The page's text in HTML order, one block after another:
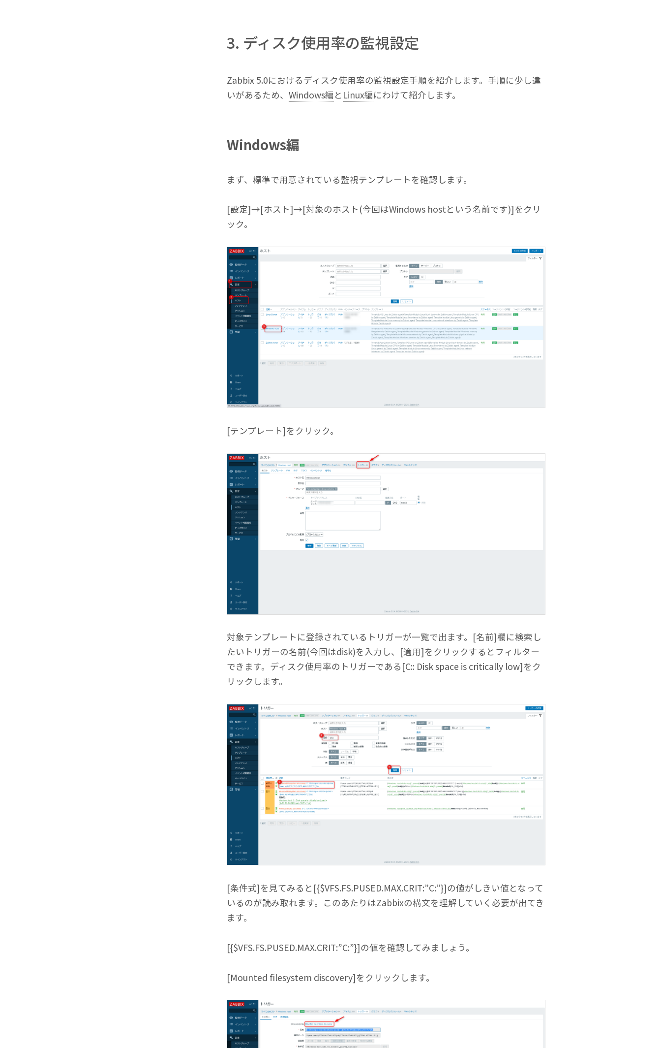
3. ディスク使用率の監視設定
Zabbix 5.0におけるディスク使用率の監視設定手順を紹介します。手順に少し違
いがあるため、 Windows編とLinux編にわけて紹介します。
Windows編
まず、標準で用意されている監視テンプレートを確認します。
[設定]→[ホスト]→[対象のホスト(今回はWindows hostという名前です)]をクリ
ック。
[テンプレート]をクリック。
対象テンプレートに登録されているトリガーが一覧で出ます。[名前]欄に検索し
たいトリガーの名前(今回はdisk)を入力し、[適用]をクリックするとフィルター
できます。ディスク使用率のトリガーである[C:: Disk space is critically low]をク
リックします。
[条件式]を見てみると[{$VFS.FS.PUSED.MAX.CRIT:”C:”}]の値がしきい値となって
いるのが読み取れます。このあたりはZabbixの構文を理解していく必要が出てき
ます。
[{$VFS.FS.PUSED.MAX.CRIT:”C:”}]の値を確認してみましょう。
[Mounted filesystem discovery]をクリックします。